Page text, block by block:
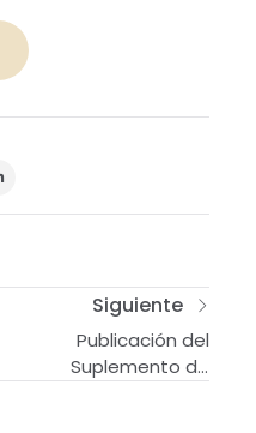
Siguiente
Publicación del
Suplemento de